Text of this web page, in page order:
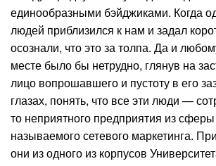
единообразными бэйджиками. Когда
людей приблизился к нам и задал
осознали, что это за толпа. Да и
месте было бы нетрудно, глянув на
лицо вопрошавшего и пустоту в его
глазах, понять, что все эти люди —
то неприятного предприятия из сферы
называемого сетевого маркетинга.
они из одного из корпусов